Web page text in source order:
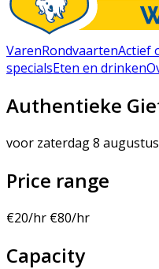
VarenRondvaartenActief
specialsEten en drinken
Authentieke
voor zaterdag 8
Price range
€20/hr €80/hr
Capacity